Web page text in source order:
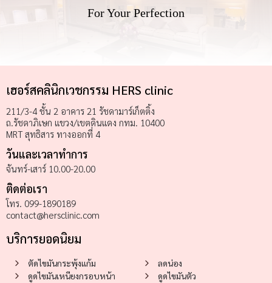
For Your Perfection
เฮอร์สคลินิกเวชกรรม HERS clinic
211/3-4 ชั้น 2 อาคาร 21 รัชดามาร์เก็ตติ้ง
ถ.รัชดาภิเษก แขวง/เขตดินแดง กทม. 10400
MRT สุทธิสาร ทางออกที่ 4
วันและเวลาทำการ
จันทร์-เสาร์ 10.00-20.00
ติดต่อเรา
โทร. 099-1890189
contact@hersclinic.com
บริการยอดนิยม
ตัดไขมันกระพุ้งแก้ม
ดูดไขมันเหนียงกรอบหน้า
ลดน่อง
ดูดไขมันตัว